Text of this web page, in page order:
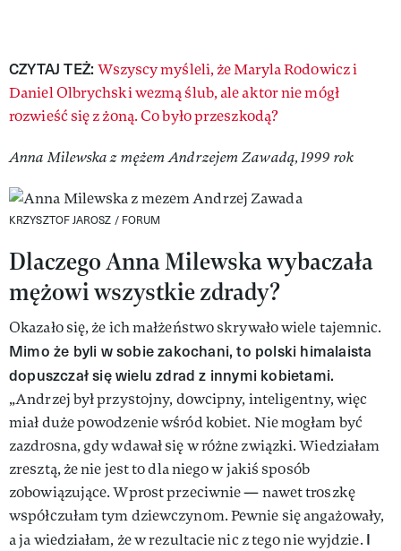
CZYTAJ TEŻ:Wszyscy myśleli, że Maryla Rodowicz i
Daniel Olbrychski wezmą ślub, ale aktor nie mógł
rozwieść się z żoną. Co było przeszkodą?
Anna Milewska z mężem Andrzejem Zawadą, 1999 rok
KRZYSZTOF JAROSZ / FORUM
Dlaczego Anna Milewska wybaczała
mężowi wszystkie zdrady?
Okazało się, że ich małżeństwo skrywało wiele tajemnic.
Mimo że byli w sobie zakochani, to polski himalaista
dopuszczał się wielu zdrad z innymi kobietami.
„Andrzej był przystojny, dowcipny, inteligentny, więc
miał duże powodzenie wśród kobiet. Nie mogłam być
zazdrosna, gdy wdawał się w różne związki. Wiedziałam
zresztą, że nie jest to dla niego w jakiś sposób
zobowiązujące. Wprost przeciwnie — nawet troszkę
współczułam tym dziewczynom. Pewnie się angażowały,
a ja wiedziałam, że w rezultacie nic z tego nie wyjdzie. I